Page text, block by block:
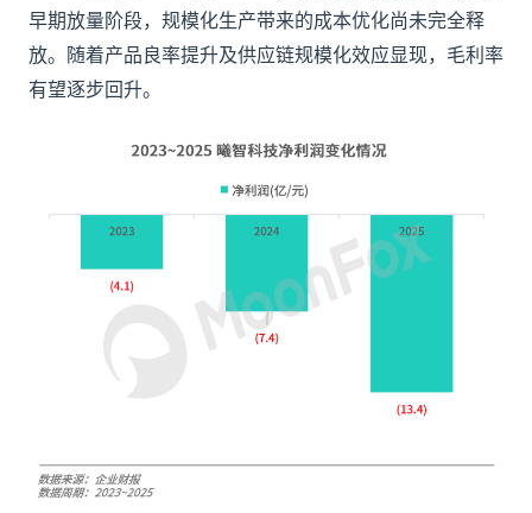
早期放量阶段，规模化生产带来的成本优化尚未完全释
放。随着产品良率提升及供应链规模化效应显现，毛利率
有望逐步回升。